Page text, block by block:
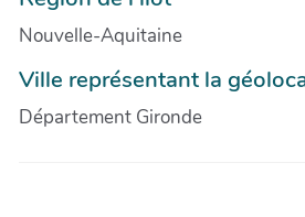
Nouvelle-Aquitaine
Ville représentant la
Département Gironde